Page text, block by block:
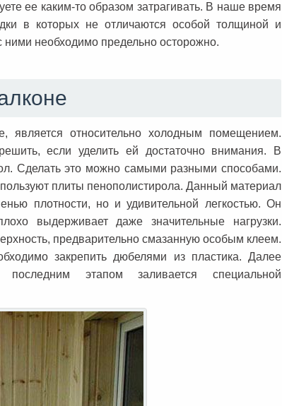
ее каким-то образом затрагивать. В наше время
в которых не отличаются особой толщиной и
необходимо предельно осторожно.
является относительно холодным помещением.
если уделить ей достаточно внимания. В
Сделать это можно самыми разными способами.
плиты пенополистирола. Данный материал
плотности, но и удивительной легкостью. Он
выдерживает даже значительные нагрузки.
предварительно смазанную особым клеем.
закрепить дюбелями из пластика. Далее
этапом заливается специальной